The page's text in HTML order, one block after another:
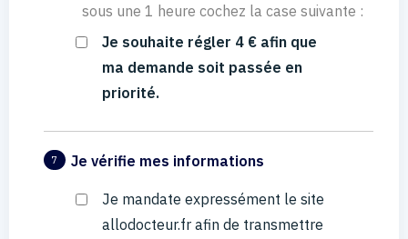
sous une 1 heure cochez la case suivante :
Je souhaite régler 4 € afin que
ma demande soit passée en
priorité.
7 Je vérifie mes informations
Je mandate expressément le site
allodocteur.fr afin de transmettre